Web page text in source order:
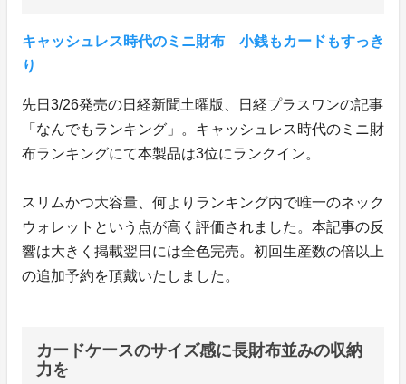
キャッシュレス時代のミニ財布 小銭もカードもすっき
り
先日3/26発売の日経新聞土曜版、日経プラスワンの記事
「なんでもランキング」。キャッシュレス時代のミニ財
布ランキングにて本製品は3位にランクイン。
スリムかつ大容量、何よりランキング内で唯一のネック
ウォレットという点が高く評価されました。本記事の反
響は大きく掲載翌日には全色完売。初回生産数の倍以上
の追加予約を頂戴いたしました。
カードケースのサイズ感に長財布並みの収納
力を